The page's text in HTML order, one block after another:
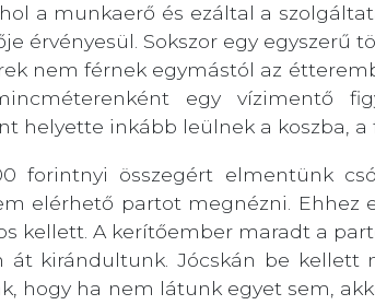
a munkaerő és ezáltal a
érvényesül. Sokszor egy egyszerű
nem férnek egymástól az
egy vízimentő
helyette inkább leülnek a koszba, a
forintnyi összegért elmentünk
elérhető partot megnézni. Ehhez
kellett. A kerítőember maradt a
át kirándultunk. Jócskán be kellett
hogy ha nem látunk egyet sem,